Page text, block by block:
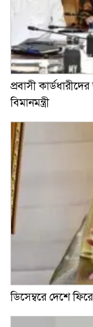
প্রবাসী
বিমানমন্ত্রী
ডিসেম্বরে দেশে